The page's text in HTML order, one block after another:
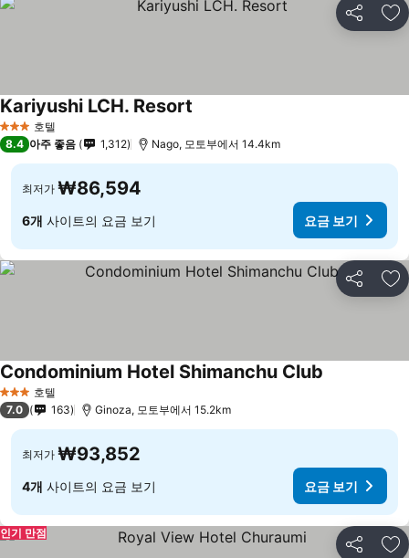
공유 즐
3 성급 호텔
Kariyushi LCH. Resort
8.4 아주 좋음 1,312 Nago, 모토부에서 14.4km
최저가 ₩86,594
6개 사이트의 요금 보기 요금 보기
공유 즐
3 성급 호텔
Condominium Hotel Shimanchu Club
7.0 163 Ginoza, 모토부에서 15.2km
최저가 ₩93,852
4개 사이트의 요금 보기 요금 보기
공유 즐
인기 만점